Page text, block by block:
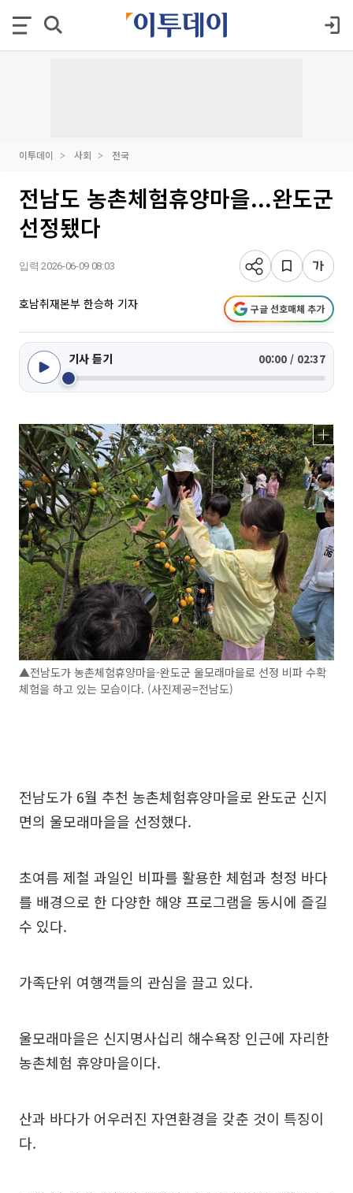
이투데이 사회 전국
전남도 농촌체험휴양마을...완도군
선정됐다
입력 2026-06-09 08:03
호남취재본부 한승하 기자 구글 선호매체 추가
기사 듣기 00:00 / 02:37
▲전남도가 농촌체험휴양마을-완도군 울모래마을로 선정 비파 수확
체험을 하고 있는 모습이다. (사진제공=전남도)
전남도가 6월 추천 농촌체험휴양마을로 완도군 신지
면의 울모래마을을 선정했다.
초여름 제철 과일인 비파를 활용한 체험과 청정 바다
를 배경으로 한 다양한 해양 프로그램을 동시에 즐길
수 있다.
가족단위 여행객들의 관심을 끌고 있다.
울모래마을은 신지명사십리 해수욕장 인근에 자리한
농촌체험 휴양마을이다.
산과 바다가 어우러진 자연환경을 갖춘 것이 특징이
다.